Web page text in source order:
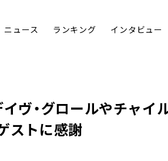
ニュース ランキング インタビュー
イヴ・グロールやチャイ
ストに感謝